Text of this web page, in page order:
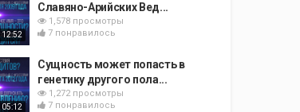
12:52
Славяно-Арийских Вед...
1,578 просмотры
7 понравилось
05:12
Сущность может попасть в
генетику другого пола...
1,272 просмотры
7 понравилось